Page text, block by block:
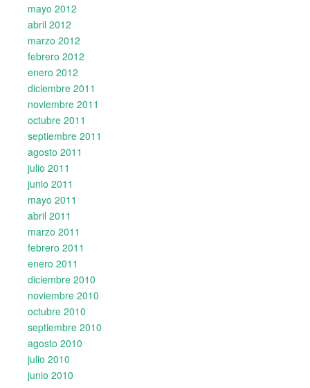
mayo 2012
abril 2012
marzo 2012
febrero 2012
enero 2012
diciembre 2011
noviembre 2011
octubre 2011
septiembre 2011
agosto 2011
julio 2011
junio 2011
mayo 2011
abril 2011
marzo 2011
febrero 2011
enero 2011
diciembre 2010
noviembre 2010
octubre 2010
septiembre 2010
agosto 2010
julio 2010
junio 2010